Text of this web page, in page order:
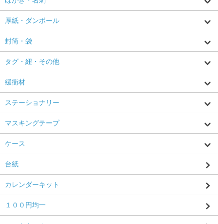
厚紙・ダンボール
封筒・袋
タグ・紐・その他
緩衝材
ステーショナリー
マスキングテープ
ケース
台紙
カレンダーキット
１００円均一